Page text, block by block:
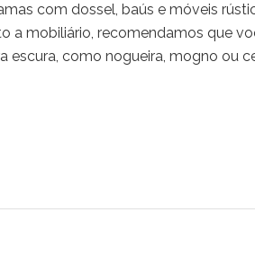
com dossel, baús e móveis
a mobiliário, recomendamos que
escura, como nogueira, mogno ou